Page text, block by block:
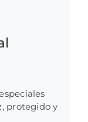
protegido y